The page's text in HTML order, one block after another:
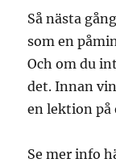
Så nästa
som en
Och om du
det. Innan
en lektion på
Se mer info